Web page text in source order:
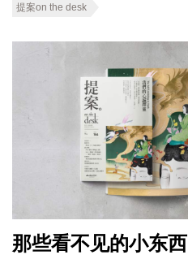
提案on the desk
那些看不见的小东